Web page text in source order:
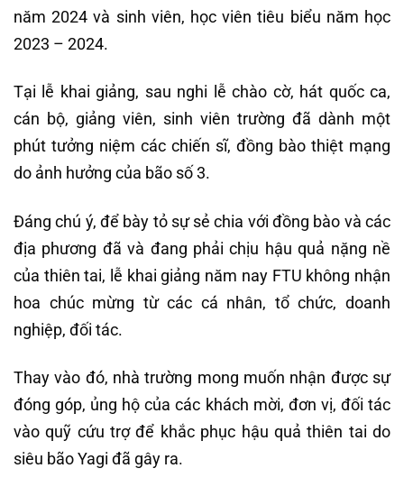
năm 2024 và sinh viên, học viên tiêu biểu năm học
2023 – 2024.
Tại lễ khai giảng, sau nghi lễ chào cờ, hát quốc ca,
cán bộ, giảng viên, sinh viên trường đã dành một
phút tưởng niệm các chiến sĩ, đồng bào thiệt mạng
do ảnh hưởng của bão số 3.
Đáng chú ý, để bày tỏ sự sẻ chia với đồng bào và các
địa phương đã và đang phải chịu hậu quả nặng nề
của thiên tai, lễ khai giảng năm nay FTU không nhận
hoa chúc mừng từ các cá nhân, tổ chức, doanh
nghiệp, đối tác.
Thay vào đó, nhà trường mong muốn nhận được sự
đóng góp, ủng hộ của các khách mời, đơn vị, đối tác
vào quỹ cứu trợ để khắc phục hậu quả thiên tai do
siêu bão Yagi đã gây ra.